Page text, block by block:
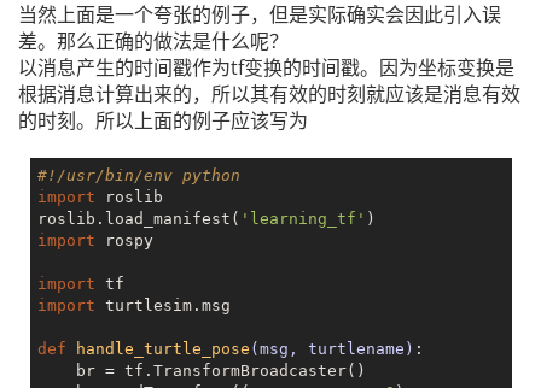
当然上面是一个夸张的例子，但是实际确实会因此引入误
差。那么正确的做法是什么呢？
以消息产生的时间戳作为tf变换的时间戳。因为坐标变换是
根据消息计算出来的，所以其有效的时刻就应该是消息有效
的时刻。所以上面的例子应该写为
#!/usr/bin/env python
import roslib
roslib.load_manifest( 'learning_tf'
import rospy
import
import turtlesim.msg
def handle_turtle_pose (msg, turtlename) :
    br = tf.TransformBroadcaster()